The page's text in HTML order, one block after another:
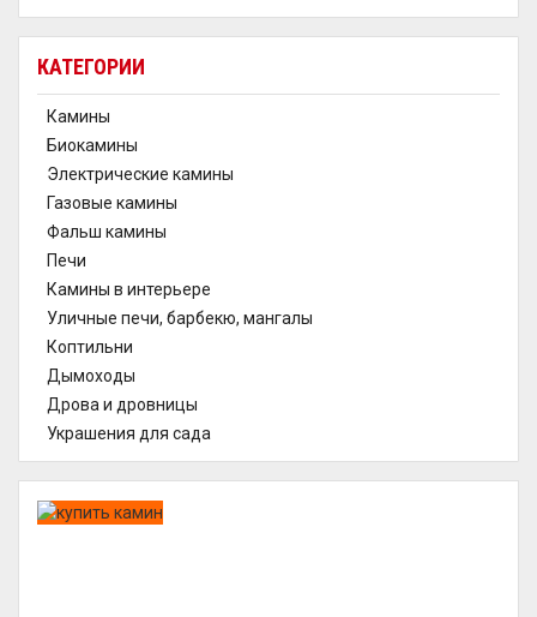
КАТЕГОРИИ
Камины
Биокамины
Электрические камины
Газовые камины
Фальш камины
Печи
Камины в интерьере
Уличные печи, барбекю, мангалы
Коптильни
Дымоходы
Дрова и дровницы
Украшения для сада